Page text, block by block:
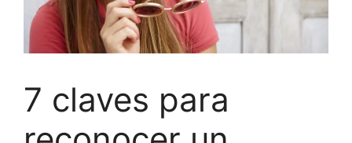
7 claves para